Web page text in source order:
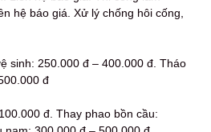
hệ báo giá. Xử lý chống hôi cống,
sinh: 250.000 đ – 400.000 đ. Tháo
đ
đ. Thay phao bồn cầu: